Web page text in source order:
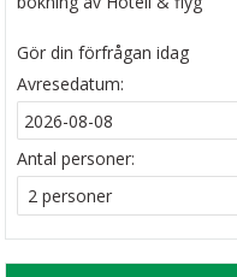
Gör din förfrågan idag
Avresedatum:
Antal personer: